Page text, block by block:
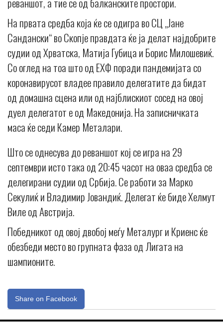
На првата средба која ќе се одигра во СЦ „Јане
Сандански“ во Скопје правдата ќе ја делат најдобрите
судии од Хрватска, Матија Губица и Борис Милошевиќ.
Со оглед на тоа што од ЕХФ поради пандемијата со
коронавирусот владее правило делегатите да бидат
од домашна сцена или од најблискиот сосед на овој
дуел делегатот е од Македонија. На записничката
маса ќе седи Камер Металари.
Што се однесува до реваншот кој се игра на 29
септември исто така од 20:45 часот на оваа средба се
делегирани судии од Србија. Се работи за Марко
Секулиќ и Владимир Јовандиќ. Делегат ќе биде Хелмут
Виле од Австрија.
Победникот од овој двобој меѓу Металург и Криенс ќе
обезбеди место во групната фаза од Лигата на
шампионите.
Share on Facebook